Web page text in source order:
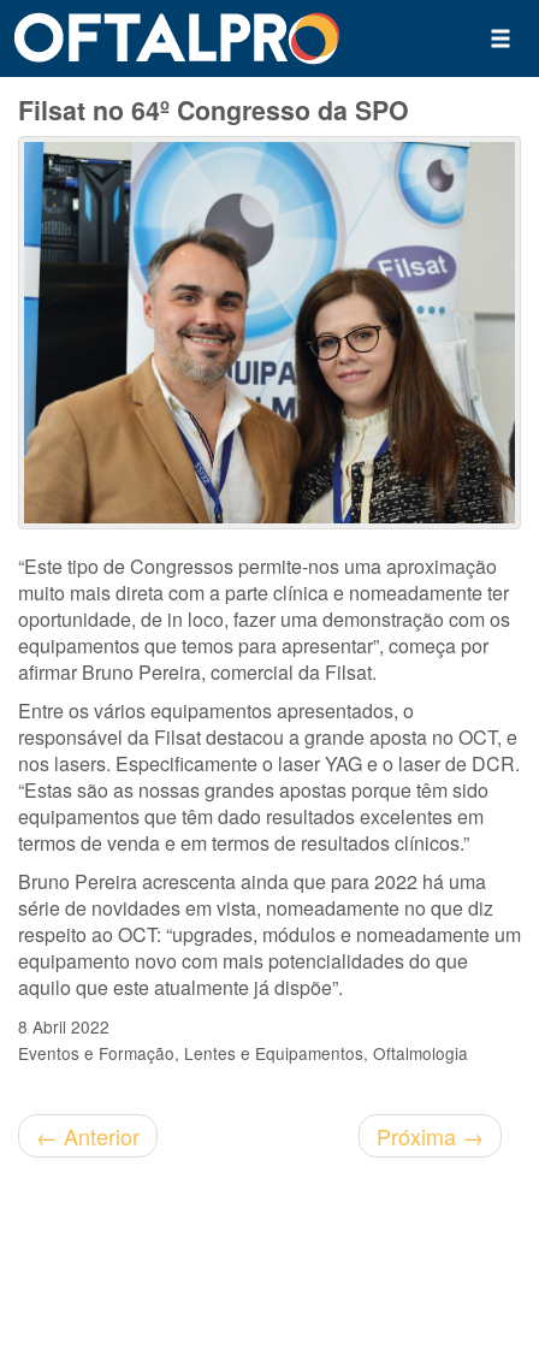
Filsat no 64º Congresso da SPO
“Este tipo de Congressos permite-nos uma aproximação
muito mais direta com a parte clínica e nomeadamente ter
oportunidade, de in loco, fazer uma demonstração com os
equipamentos que temos para apresentar”, começa por
afirmar Bruno Pereira, comercial da Filsat.
Entre os vários equipamentos apresentados, o
responsável da Filsat destacou a grande aposta no OCT, e
nos lasers. Especificamente o laser YAG e o laser de DCR.
“Estas são as nossas grandes apostas porque têm sido
equipamentos que têm dado resultados excelentes em
termos de venda e em termos de resultados clínicos.”
Bruno Pereira acrescenta ainda que para 2022 há uma
série de novidades em vista, nomeadamente no que diz
respeito ao OCT: “upgrades, módulos e nomeadamente um
equipamento novo com mais potencialidades do que
aquilo que este atualmente já dispõe”.
8 Abril 2022
Eventos e Formação Lentes e Equipamentos Oftalmologia
← Anterior Próxima →